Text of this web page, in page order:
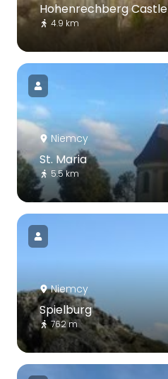
Hohenrechberg Castle
4.9 km
Niemcy
St. Maria
5.5 km
Niemcy
Spielburg
762 m